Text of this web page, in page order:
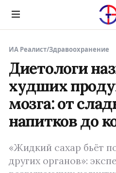
Menu
ИА Реалист/Здравоохранение
Диетологи
худших
мозга: от
напитков до
«Жидкий сахар бьёт
других органов»: